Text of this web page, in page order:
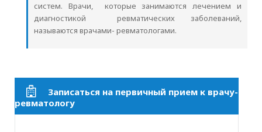
систем. Врачи, которые занимаются лечением и
диагностикой ревматических заболеваний,
называются врачами- ревматологами.
Записаться на первичный прием к врачу-
ревматологу